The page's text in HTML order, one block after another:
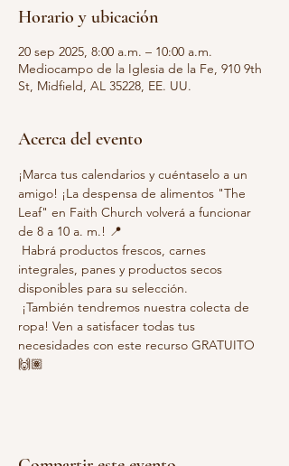
Horario y ubicación
20 sep 2025, 8:00 a.m. – 10:00 a.m.
Mediocampo de la Iglesia de la Fe, 910 9th
St, Midfield, AL 35228, EE. UU.
Acerca del evento
¡Marca tus calendarios y cuéntaselo a un
amigo! ¡La despensa de alimentos "The
Leaf" en Faith Church volverá a funcionar
de 8 a 10 a. m.! 📍
integrales, panes y productos secos
disponibles para su selección.
ropa! Ven a satisfacer todas tus
necesidades con este recurso GRATUITO
🙌🏽